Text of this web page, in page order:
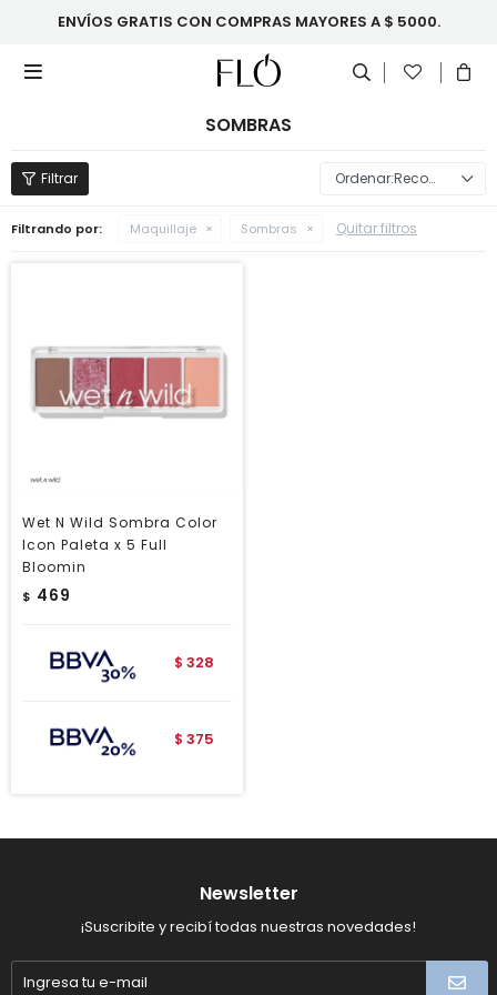
ENVÍOS GRATIS CON COMPRAS MAYORES A $ 5000.

SOMBRAS
Recomendados
Filtrando por: Maquillaje Sombras Quitar filtros
Wet N Wild Sombra Color
Icon Paleta x 5 Full
Bloomin
$ 469
$ 328
$ 375
Newsletter
¡Suscribite y recibí todas nuestras novedades!